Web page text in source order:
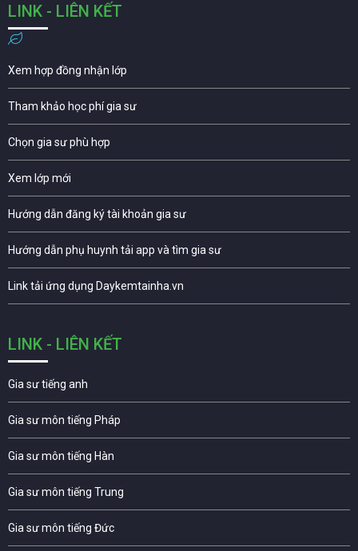
LINK - LIÊN KẾT
Xem hợp đồng nhận lớp
Tham khảo học phí gia sư
Chọn gia sư phù hợp
Xem lớp mới
Hướng dẫn đăng ký tài khoản gia sư
Hướng dẫn phụ huynh tải app và tìm gia sư
Link tải ứng dụng Daykemtainha.vn
LINK - LIÊN KẾT
Gia sư tiếng anh
Gia sư môn tiếng Pháp
Gia sư môn tiếng Hàn
Gia sư môn tiếng Trung
Gia sư môn tiếng Đức